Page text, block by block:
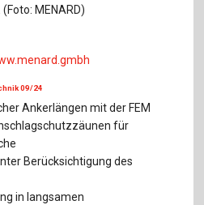
MENARD)
09/24
Ankerlängen mit der FEM
für
Berücksichtigung des
in langsamen